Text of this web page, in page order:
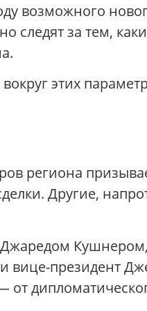
возможного
следят за тем,
этих
региона
Другие,
Джаредом
вице-президент
от